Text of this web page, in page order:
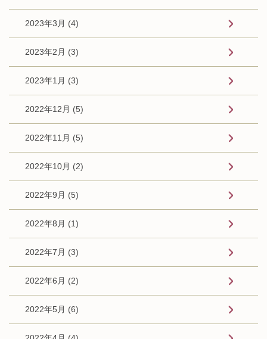
2023年3月 (4)
2023年2月 (3)
2023年1月 (3)
2022年12月 (5)
2022年11月 (5)
2022年10月 (2)
2022年9月 (5)
2022年8月 (1)
2022年7月 (3)
2022年6月 (2)
2022年5月 (6)